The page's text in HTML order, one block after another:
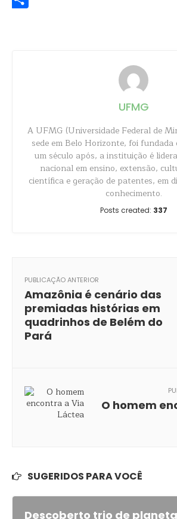
UFMG
A UFMG (Universidade Federal de
sede em Belo Horizonte, foi fundada
um século após, a instituição é
nacional em ensino, extensão,
científica e geração de patentes, em
conhecimento.
Posts created: 337
PUBLICAÇÃO ANTERIOR
Amazônia é cenário das
premiadas histórias em
quadrinhos de Belém do
Pará
O homem
SUGERIDOS PARA VOCÊ
Descoberto trio de